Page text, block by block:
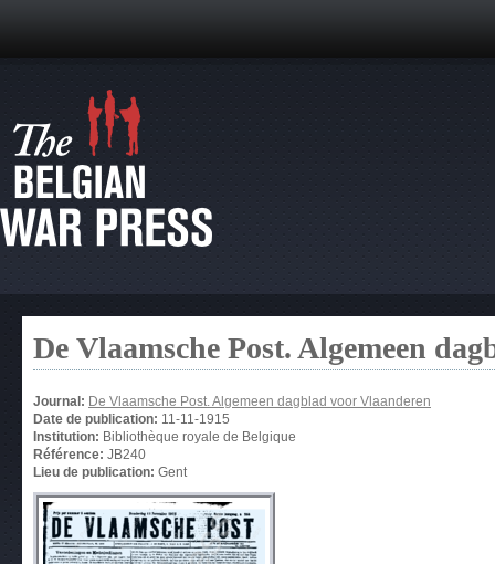
De Vlaamsche Post. Algemeen
Journal: De Vlaamsche Post. Algemeen dagblad voor Vlaanderen
Date de publication: 11-11-1915
Institution: Bibliothèque royale de Belgique
Référence: JB240
Lieu de publication: Gent